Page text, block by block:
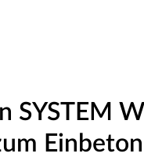
SYSTEM